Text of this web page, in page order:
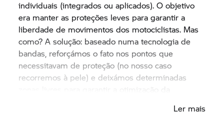
individuais (integrados ou aplicados). O objetivo
era manter as proteções leves para garantir a
liberdade de movimentos dos motociclistas. Mas
como? A solução: baseado numa tecnologia de
bandas, reforçámos o fato nos pontos que
necessitavam de proteção (no nosso caso
recorremos à pele) e deixámos determinadas
zonas livres para garantir a otimização da
“conceito ergonómico” e, a partir daí, o design final
Ler mais